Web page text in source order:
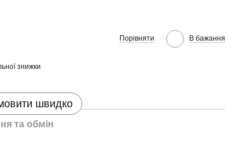
Порівняти В бажання
знижки
швидко
та обмін